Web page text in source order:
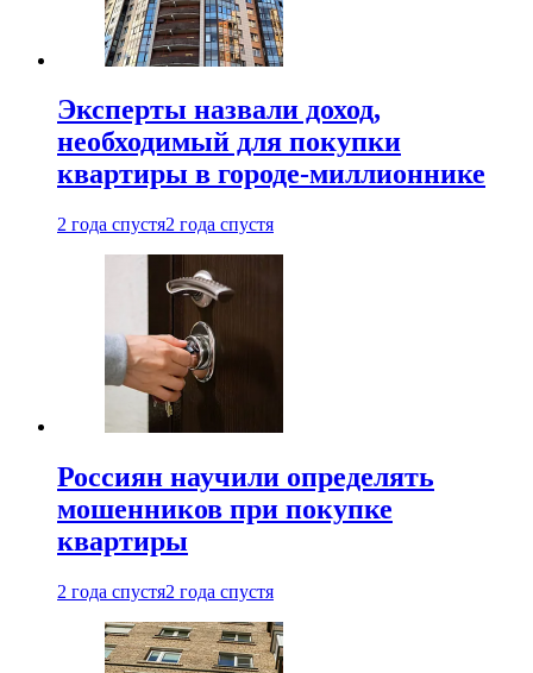
Эксперты назвали доход,
необходимый для покупки
квартиры в городе-миллионнике
2 года спустя2 года спустя
Россиян научили определять
мошенников при покупке
квартиры
2 года спустя2 года спустя